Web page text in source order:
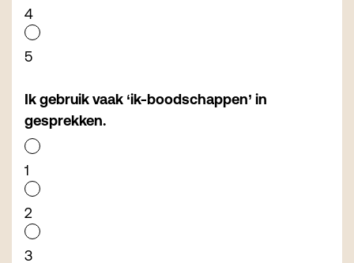
4
5
Ik gebruik vaak ‘ik-boodschappen’ in
gesprekken.
1
2
3